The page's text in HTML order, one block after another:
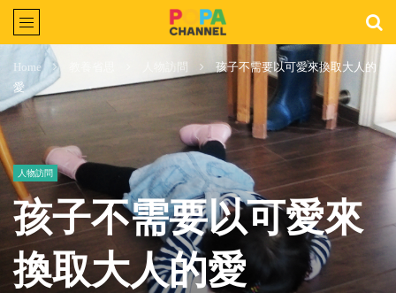
Home 人物訪問
孩子不需要以可愛來換取大人的
愛
人物訪問
孩子不需要以可愛來
換取大人的愛